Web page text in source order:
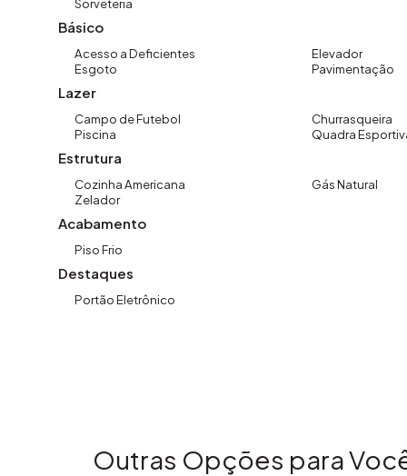
✨ A imobiliária que causa magia em VOCÊ!
CRECI 40.684-J
www.imovibe.com.br
Básico
Acesso a Deficientes Elevador
Esgoto
Pavimentação
Lazer
Campo de Futebol Churrasqueira
Piscina
Quadra
Estrutura
Cozinha Americana Gás Natural
Zelador
Acabamento
Piso Frio
Destaques
Portão Eletrônico
Outras Opções para